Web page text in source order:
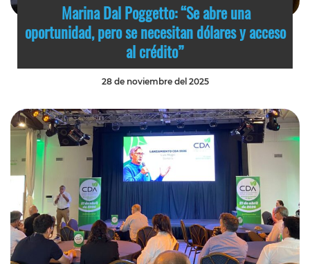
Marina Dal Poggetto: “Se abre una
oportunidad, pero se necesitan dólares y acceso
al crédito”
28 de noviembre del 2025